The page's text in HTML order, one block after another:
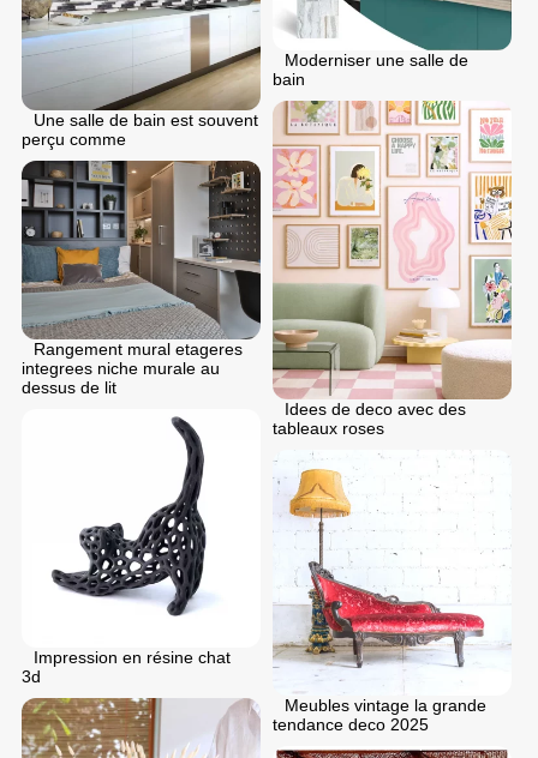
Moderniser une salle de
bain
Une salle de bain est souvent
perçu comme
Idees de deco avec des
tableaux roses
Rangement mural etageres
integrees niche murale au
dessus de lit
Impression en résine chat
3d
Meubles vintage la grande
tendance deco 2025